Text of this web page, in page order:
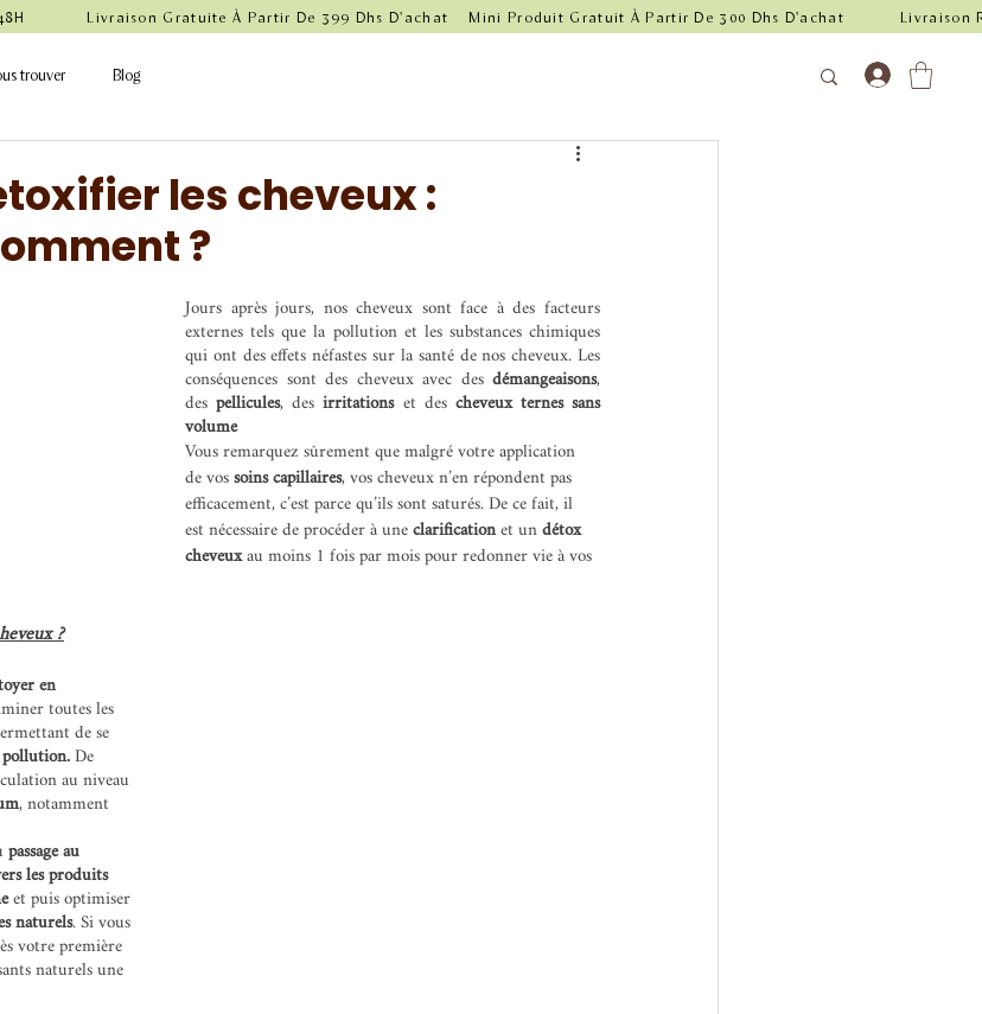
Livraison Gratuite À Partir De 399 Dhs D'achat
trouver Blog
les cheveux :
?
Jours après jours, nos cheveux sont face à des facteurs
externes tels que la pollution et les substances chimiques
qui ont des effets néfastes sur la santé de nos cheveux. Les
conséquences sont des cheveux avec des démangeaisons,
des pellicules, des irritations et des cheveux ternes sans
volume
Vous remarquez sûrement que malgré votre application
de vos soins capillaires, vos cheveux n’en répondent pas
efficacement, c’est parce qu’ils sont saturés. De ce fait, il
est nécessaire de procéder à une clarification et un détox
cheveux au moins 1 fois par mois pour redonner vie à vos
?
en
toutes les
de se
De
au niveau
, notamment
passage au
les produits
et puis optimiser
naturels. Si vous
votre première
naturels une